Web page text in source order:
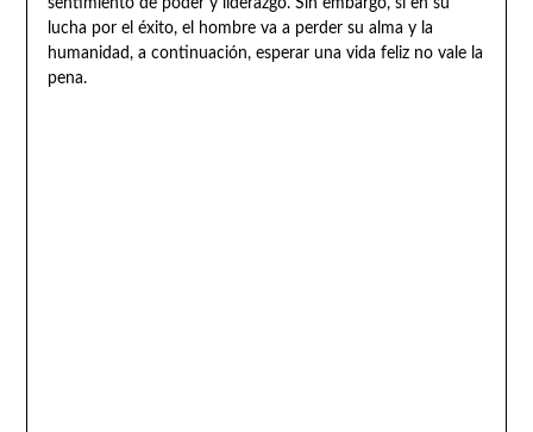
lucha por el éxito, el hombre va a perder su alma y la
humanidad, a continuación, esperar una vida feliz no vale la
pena.